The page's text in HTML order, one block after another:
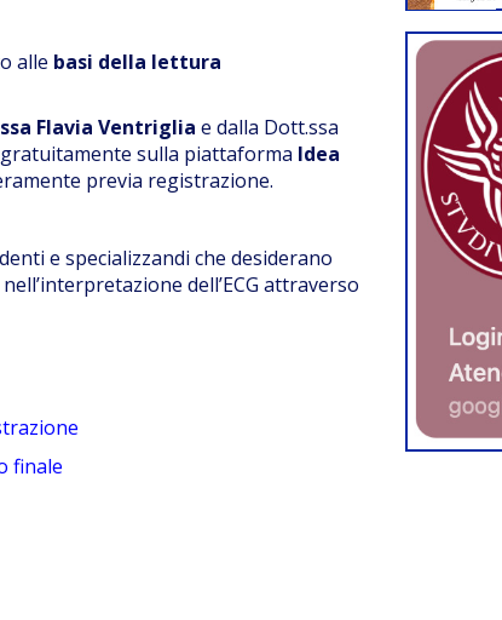
alle basi della lettura
Flavia Ventriglia e dalla Dott.ssa
sulla piattaforma Idea
previa registrazione.
e specializzandi che desiderano
dell’ECG attraverso
finale